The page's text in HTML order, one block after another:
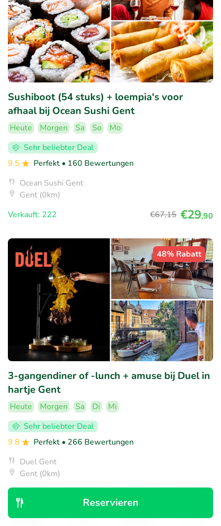
Reservieren
Sushiboot (54 stuks) + loempia's voor
afhaal bij Ocean Sushi Gent
Heute Morgen Sa So
Mo
Sehr beliebter Deal
9.5
Perfekt • 160 Bewertungen
Ocean Sushi Gent
Gent (0km)
Verkauft: 222
€67,15 €29,90
48% Rabatt
3-gangendiner of -lunch + amuse bij Duel in
hartje Gent
Heute Morgen Sa Di
Mi
Sehr beliebter Deal
9.8
Perfekt • 266 Bewertungen
Duel Gent
Gent (0km)
Verkauft: 820